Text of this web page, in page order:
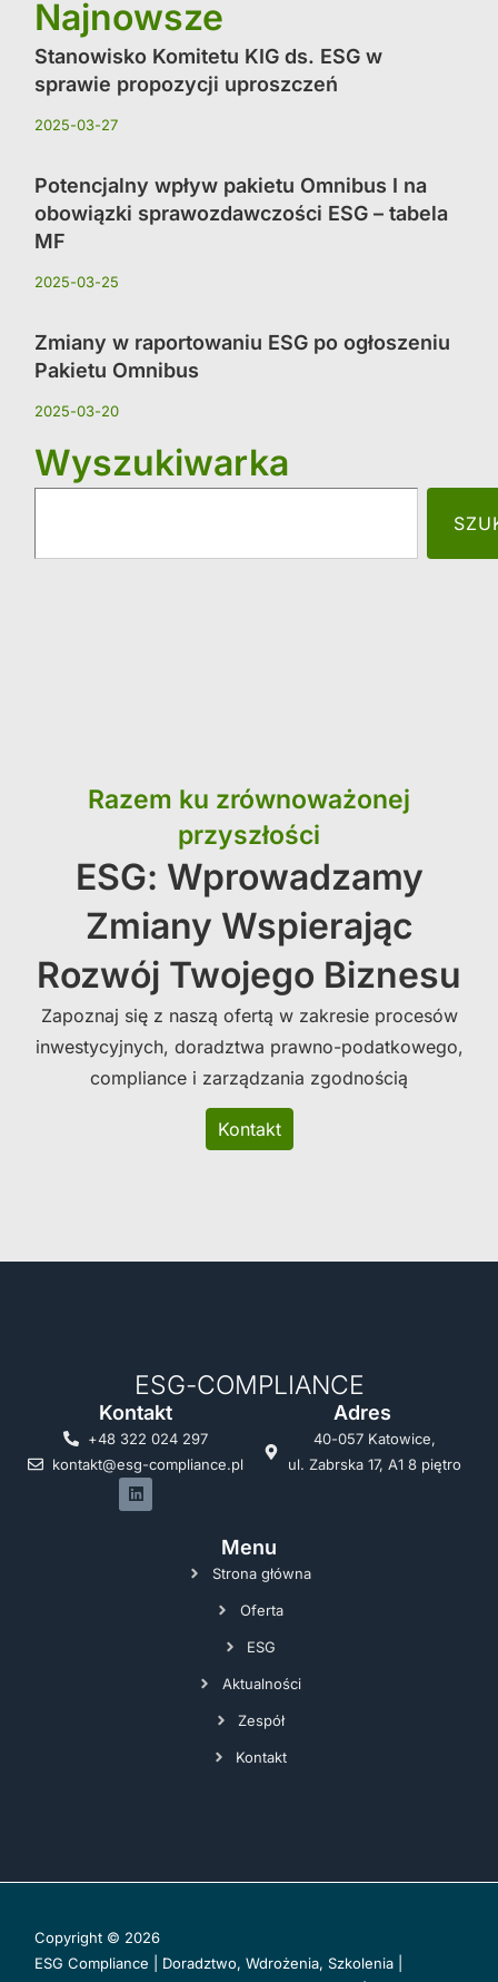
Najnowsze
Stanowisko Komitetu KIG ds. ESG w
sprawie propozycji uproszczeń
2025-03-27
Potencjalny wpływ pakietu Omnibus I na
obowiązki sprawozdawczości ESG – tabela
MF
2025-03-25
Zmiany w raportowaniu ESG po ogłoszeniu
Pakietu Omnibus
2025-03-20
Wyszukiwarka
Razem ku zrównoważonej
przyszłości
ESG: Wprowadzamy
Zmiany Wspierając
Rozwój Twojego Biznesu
Zapoznaj się z naszą ofertą w zakresie procesów
inwestycyjnych, doradztwa prawno-podatkowego,
compliance i zarządzania zgodnością
Kontakt
ESG-COMPLIANCE
Kontakt
+48 322 024 297
kontakt@esg-compliance.pl
Adres
40-057 Katowice,
ul. Zabrska 17, A1 8 piętro
Menu
Strona główna
Oferta
ESG
Aktualności
Zespół
Kontakt
Copyright © 2026
ESG Compliance | Doradztwo, Wdrożenia, Szkolenia |